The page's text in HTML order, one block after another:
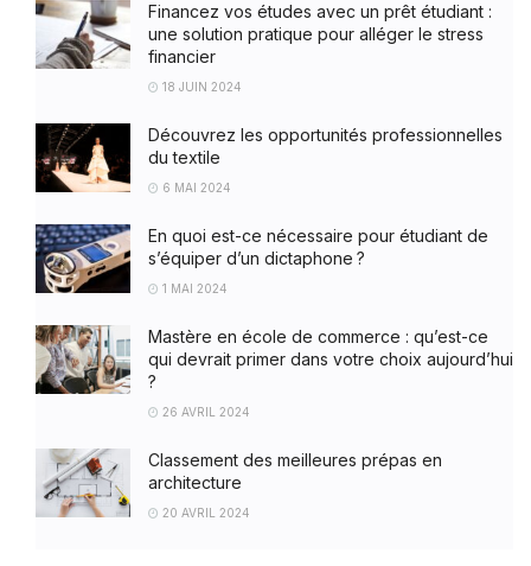
Financez vos études avec un prêt étudiant :
une solution pratique pour alléger le stress
financier
18 JUIN 2024
Découvrez les opportunités professionnelles
du textile
6 MAI 2024
En quoi est-ce nécessaire pour étudiant de
s’équiper d’un dictaphone ?
1 MAI 2024
Mastère en école de commerce : qu’est-ce
qui devrait primer dans votre choix aujourd’hui
?
26 AVRIL 2024
Classement des meilleures prépas en
architecture
20 AVRIL 2024